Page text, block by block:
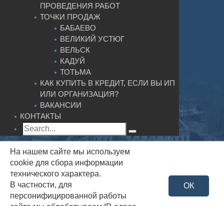
ПРОВЕДЕНИЯ РАБОТ
ТОЧКИ ПРОДАЖ
БАБАЕВО
ВЕЛИКИЙ УСТЮГ
ВЕЛЬСК
КАДУЙ
ТОТЬМА
КАК КУПИТЬ В КРЕДИТ, ЕСЛИ ВЫ ИП
ИЛИ ОРГАНИЗАЦИЯ?
ВАКАНСИИ
КОНТАКТЫ
На нашем сайте мы используем
cookie для сбора информации
технического характера.
В частности, для
персонифицированной работы
ОК